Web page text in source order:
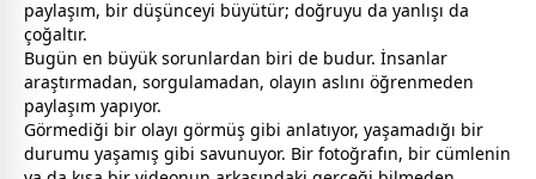
paylaşım, bir düşünceyi büyütür; doğruyu da yanlışı da
çoğaltır.
Bugün en büyük sorunlardan biri de budur. İnsanlar
araştırmadan, sorgulamadan, olayın aslını öğrenmeden
paylaşım yapıyor.
Görmediği bir olayı görmüş gibi anlatıyor, yaşamadığı bir
durumu yaşamış gibi savunuyor. Bir fotoğrafın, bir cümlenin